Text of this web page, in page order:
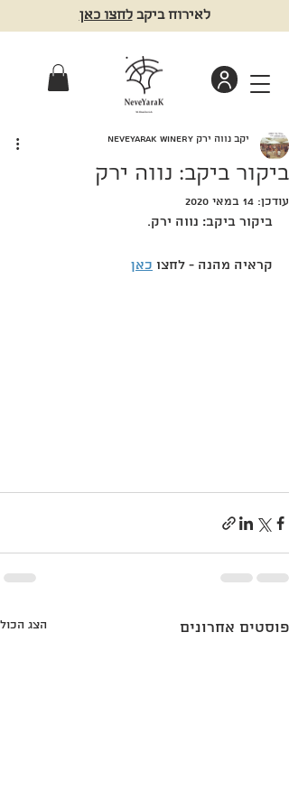
לאירוח ביקבלחצו כאן
ביקור ביקב: נווה ירק
יקב נווה ירק NeveYarak winery
עודכן: 14 במאי 2020
ביקור ביקב: נווה ירק.
קראיה מהנה - לחצו כאן
פוסטים אחרונים הצג הכול